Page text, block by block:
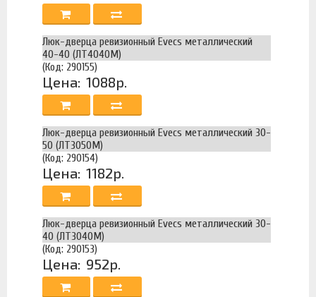
Люк-дверца ревизионный Evecs металлический
40-40 (ЛТ4040М)
(Код: 290155)
Цена: 1088р.
Люк-дверца ревизионный Evecs металлический 30-
50 (ЛТ3050М)
(Код: 290154)
Цена: 1182р.
Люк-дверца ревизионный Evecs металлический 30-
40 (ЛТ3040М)
(Код: 290153)
Цена: 952р.